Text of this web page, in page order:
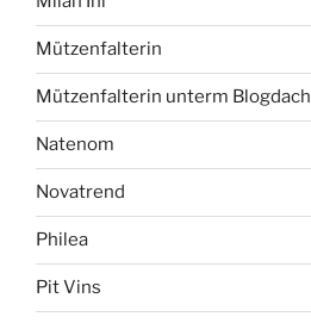
Mützenfalterin
Mützenfalterin unterm Blogdach
Natenom
Novatrend
Philea
Pit Vins